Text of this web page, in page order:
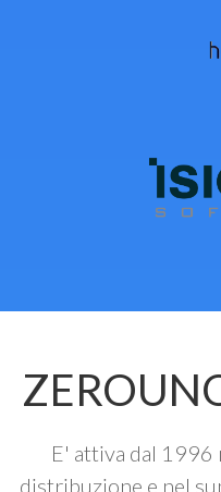
E' attiva dal 1996
distribuzione e nel